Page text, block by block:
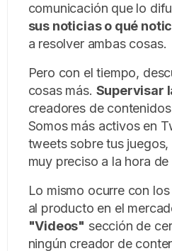
comunicación que lo
sus noticias o qué
a resolver ambas cosas.
Pero con el tiempo,
cosas más. Supervisar
creadores de
Somos más activos en
tweets sobre tus
muy preciso a la hora
Lo mismo ocurre con
al producto en el
"Videos" sección de
ningún creador de